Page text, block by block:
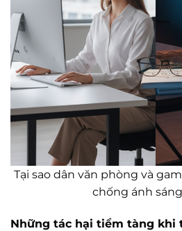
Tại sao dân văn phòng và
chống ánh
Những tác hại tiềm tàng khi